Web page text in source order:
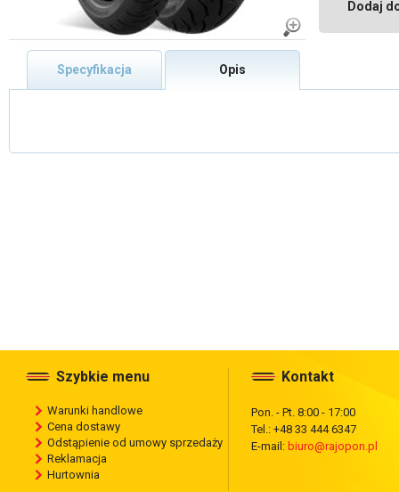
Dodaj
Specyfikacja Opis
Szybkie menu
Warunki handlowe
Cena dostawy
Odstąpienie od umowy sprzedaży
Reklamacja
Hurtownia
Kontakt
Pon. - Pt. 8:00 - 17:00
Tel.: +48 33 444 6347
E-mail: biuro@rajopon.pl